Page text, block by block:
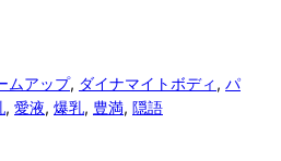
ムアップ, ダイナマイトボディ , パ
, 愛液, 爆乳, 豊満, 隠語